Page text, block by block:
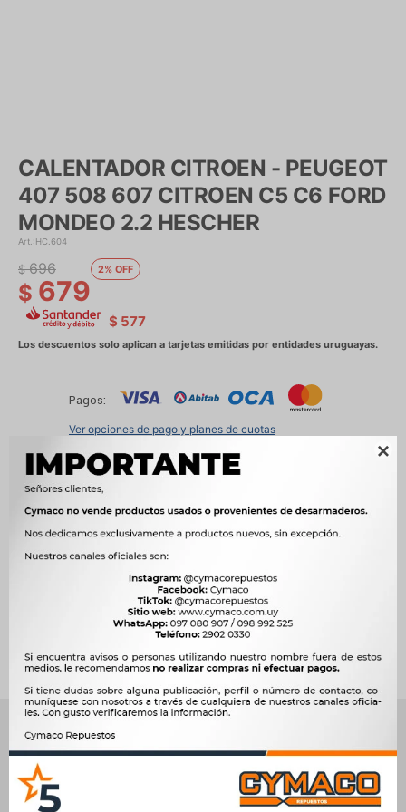

CALENTADOR CITROEN - PEUGEOT
407 508 607 CITROEN C5 C6 FORD
MONDEO 2.2 HESCHER
HC.604
$ 679
$ 696 2
$ 577
Pagos:
Ver opciones de pago y planes de cuotas
Métodos y costos de envío
Ver mas productos de la marca Hescher
Productos que te pueden interesar